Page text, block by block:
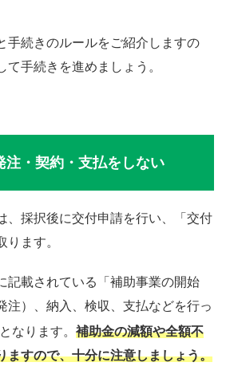
手続きのルールをご紹介しますの
て手続きを進めましょう。
注・契約・支払をしない
、採択後に交付申請を行い、「交付
ます。
記載されている「補助事業の開始
注）、納入、検収、支払などを行っ
となります。 補助金の減額や全額不
ますので、十分に注意しましょう。